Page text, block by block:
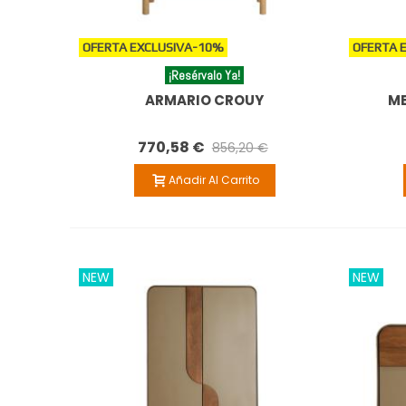
OFERTA EXCLUSIVA-10%
¡Resérvalo Ya!
ARMARIO CROUY
770,58 € 856,20 €
Añadir Al Carrito
OFERTA
NEW NEW